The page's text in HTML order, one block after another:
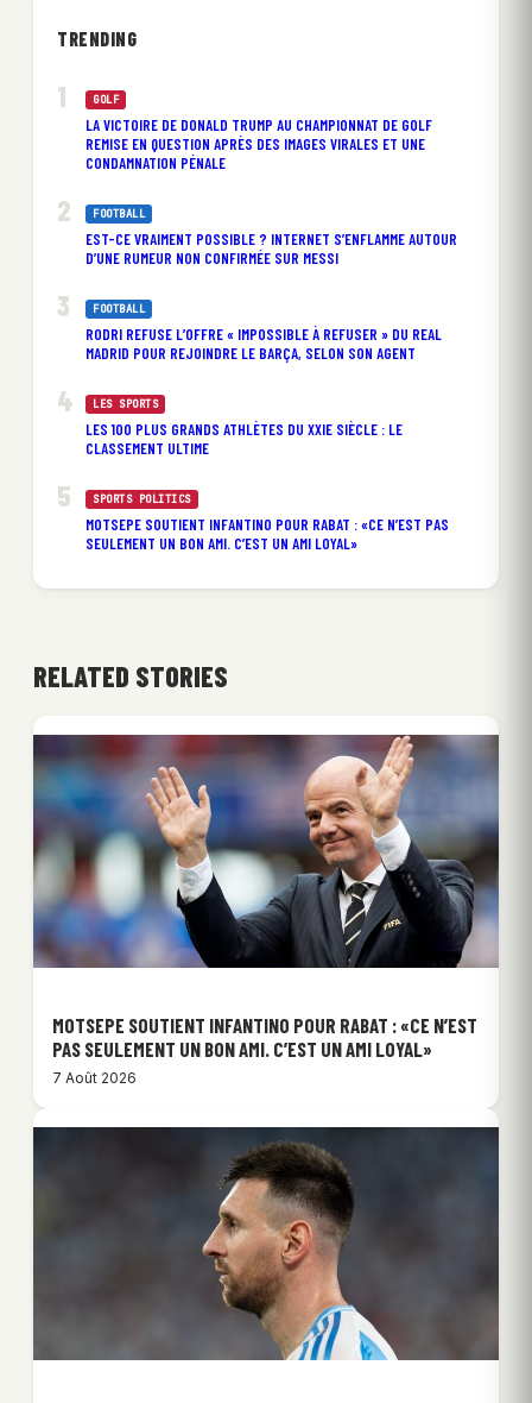
TRENDING
GOLF
LA VICTOIRE DE DONALD TRUMP AU CHAMPIONNAT DE GOLF
REMISE EN QUESTION APRÈS DES IMAGES VIRALES ET UNE
CONDAMNATION PÉNALE
FOOTBALL
EST-CE VRAIMENT POSSIBLE ? INTERNET S’ENFLAMME AUTOUR
D’UNE RUMEUR NON CONFIRMÉE SUR MESSI
FOOTBALL
RODRI REFUSE L’OFFRE « IMPOSSIBLE À REFUSER » DU REAL
MADRID POUR REJOINDRE LE BARÇA, SELON SON AGENT
LES SPORTS
LES 100 PLUS GRANDS ATHLÈTES DU XXIE SIÈCLE : LE
CLASSEMENT ULTIME
SPORTS POLITICS
MOTSEPE SOUTIENT INFANTINO POUR RABAT : «CE N’EST PAS
SEULEMENT UN BON AMI. C’EST UN AMI LOYAL»
RELATED STORIES
MOTSEPE SOUTIENT INFANTINO POUR RABAT : «CE N’EST
PAS SEULEMENT UN BON AMI. C’EST UN AMI LOYAL»
7 Août 2026